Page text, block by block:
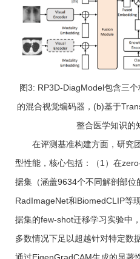
图3: RP3D-DiagModel包含三
的混合视觉编码器，(b)基于
整合医学知识的
在评测基准构建方面，研究
型性能，核心包括：（1）在
据集（涵盖9634个不同解剖部位
RadImageNet和BiomedCLIP等
据集的few-shot迁移学习实验中
多数情况下足以超越针对特定数